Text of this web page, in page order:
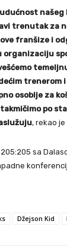
našeg
trenutak za
franšize i
organizaciju
trenerom
osoblje za
po
, rekao je
sa
Džejson Kid